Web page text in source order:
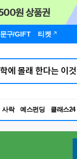
문구/GIFT 티켓
사락 예스펀딩 클래스24